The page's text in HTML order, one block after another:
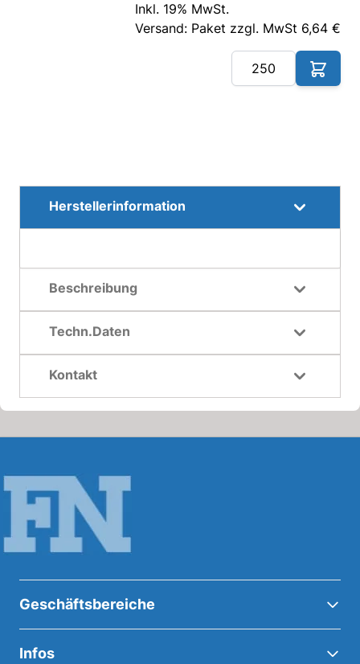
Inkl. 19% MwSt.
Versand: Paket zzgl. MwSt 6,64 €
Herstellerinformation
Beschreibung
Techn.Daten
Kontakt
Geschäftsbereiche
Infos